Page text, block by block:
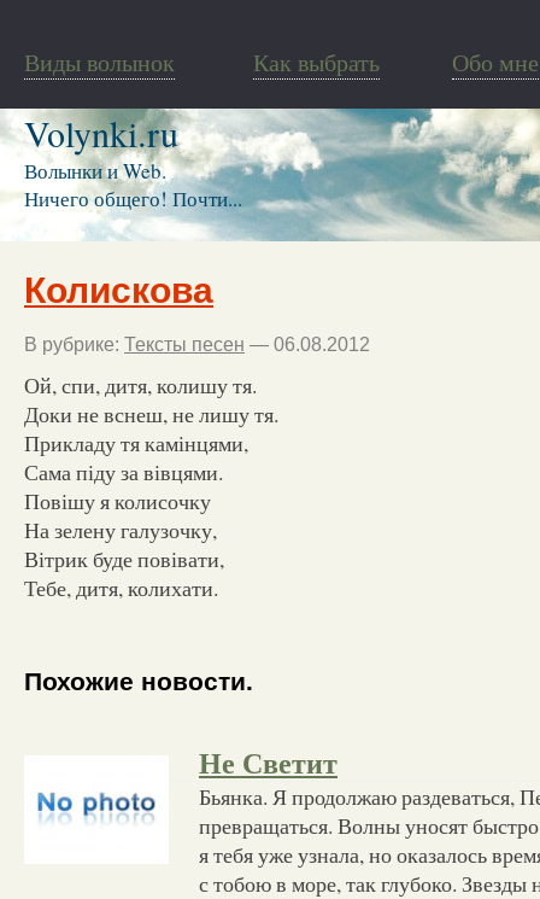
Виды волынок Как выбрать Обо мне
Volynki.ru
Волынки и Web.
Ничего общего! Почти...
Колискова
В рубрике: Тексты песен — 06.08.2012
Ой, спи, дитя, колишу тя.
Доки не вснеш, не лишу тя.
Прикладу тя камінцями,
Сама піду за вівцями.
Повішу я колисочку
На зелену галузочку,
Вітрик буде повівати,
Тебе, дитя, колихати.
Похожие новости.
Не Светит
Бьянка. Я продолжаю раздеваться,
превращаться. Волны уносят
я тебя уже узнала, но оказалось
с тобою в море, так глубоко. Звезды